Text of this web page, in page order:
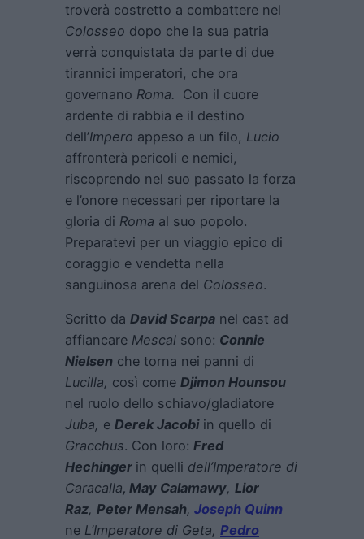
troverà costretto a combattere nel
Colosseo dopo che la sua patria
verrà conquistata da parte di due
tirannici imperatori, che ora
governano Roma. Con il cuore
ardente di rabbia e il destino
dell’Impero appeso a un filo, Lucio
affronterà pericoli e nemici,
riscoprendo nel suo passato la forza
e l’onore necessari per riportare la
gloria di Roma al suo popolo.
Preparatevi per un viaggio epico di
coraggio e vendetta nella
sanguinosa arena del Colosseo.
Scritto da David Scarpa nel cast ad
affiancare Mescal sono: Connie
Nielsen che torna nei panni di
Lucilla, così come Djimon Hounsou
nel ruolo dello schiavo/gladiatore
Juba, e Derek Jacobiin quello di
Gracchus. Con loro: Fred
Hechinger in quelli dell’Imperatore di
Caracalla, May Calamawy, Lior
Raz, Peter Mensah, Joseph Quinn
ne L’Imperatore di Geta, Pedro